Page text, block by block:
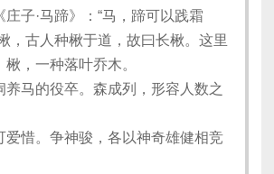
庄子·马蹄》：“马，蹄可以践霜
，古人种楸于道，故曰长楸。这里
楸，一种落叶乔木。
养马的役卒。森成列，形容人数之
爱惜。争神骏，各以神奇雄健相竞